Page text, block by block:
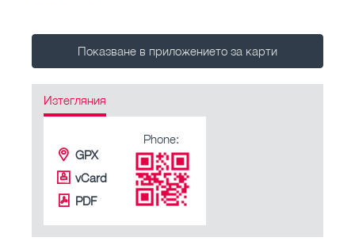
Показване в приложението за карти
Изтегляния
GPX
vCard
PDF
Phone: